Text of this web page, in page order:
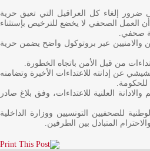
ضرور إلغاء كل العراقيل التي تعيق حرية
العمل الصحفي لا يخضع للترخيص بإستثناء
صحفي.
والامنيين عبر بروتوكول واضح يضمن حرية
من قبل الأمن باتجاه الخطورة.
عن إدانته للاعتداءات الأخيرة وتضامنه
للحكومة.
العلنية للاعتداءات، وفق بلاغ صادر
للصحفيين التونسيين ووزارة الداخلية
المتبادل بين الطرفين.